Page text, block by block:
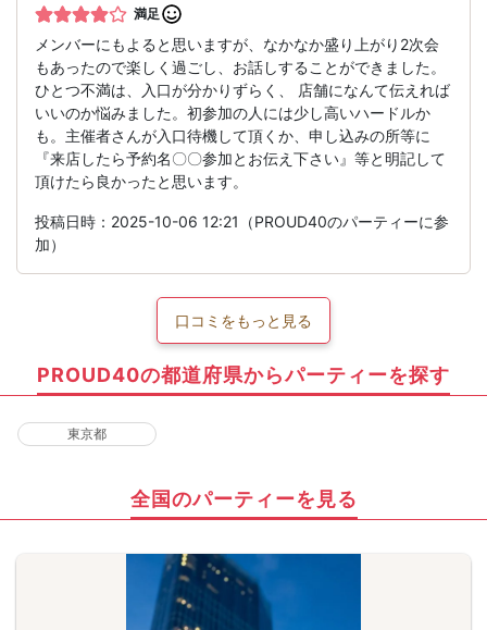
満足
メンバーにもよると思いますが、なかなか盛り上がり2次会
もあったので楽しく過ごし、お話しすることができました。
ひとつ不満は、入口が分かりずらく、 店舗になんて伝えれば
いいのか悩みました。初参加の人には少し高いハードルか
も。主催者さんが入口待機して頂くか、申し込みの所等に
『来店したら予約名〇〇参加とお伝え下さい』等と明記して
頂けたら良かったと思います。
投稿日時：2025-10-06 12:21（PROUD40のパーティーに参
加）
口コミをもっと見る
PROUD40の都道府県からパーティーを探す
東京都
全国のパーティーを見る